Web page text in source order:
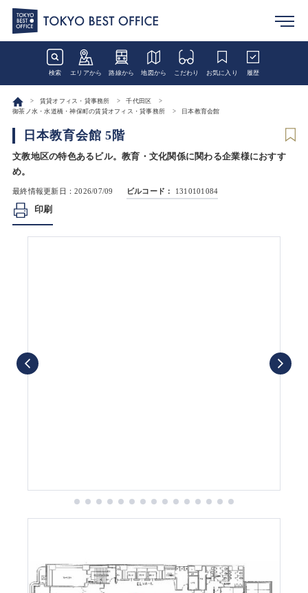
検索 エリアから 路線から 地図から こだわり お気に入り 履歴
賃貸オフィス・貸事務所
千代田区
御茶ノ水・水道橋・神保町の賃貸オフィス・貸事務所
日本教育会館
日本教育会館 5階
文教地区の特色あるビル。教育・文化関係に関わる企業様におすす
め。
最終情報更新日：2026/07/09 ビルコード： 1310101084
印刷